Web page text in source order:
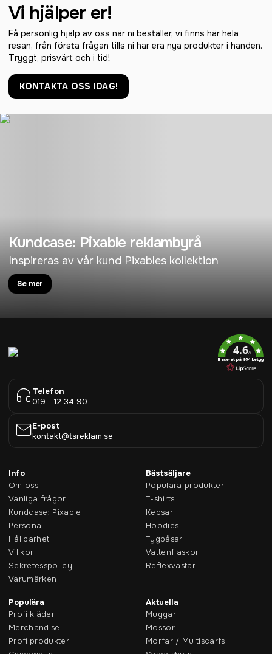
Vi hjälper er!
Få personlig hjälp av oss när ni beställer, vi finns här hela
resan, från första frågan tills ni har era nya produkter i handen.
Tryggt, prisvärt och i tid!
KONTAKTA OSS IDAG!
Kundcase: Pixable reklambyrå
Inspireras av vår kund Pixables kollektion
Se mer
4.6/5
Baserat på 954 betyg
Telefon
019 - 12 34 90
E-post
kontakt@tsreklam.se
Info
Om oss
Vanliga frågor
Kundcase: Pixable
Personal
Hållbarhet
Villkor
Sekretesspolicy
Varumärken
Bästsäljare
Populära produkter
T-shirts
Kepsar
Hoodies
Tygpåsar
Vattenflaskor
Reflexvästar
Populära
Profilkläder
Merchandise
Profilprodukter
Aktuella
Muggar
Mössor
Morfar / Multiscarfs